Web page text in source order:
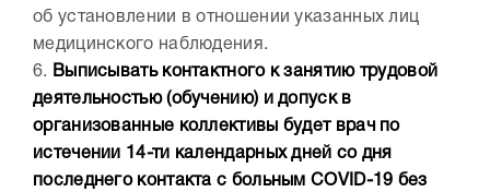
об установлении в отношении указанных лиц
медицинского наблюдения.
6.
Выписывать контактного к занятию трудовой
деятельностью (обучению) и допуск в
организованные коллективы будет врач по
истечении 14-ти календарных дней со дня
последнего контакта с больным COVID-19 без